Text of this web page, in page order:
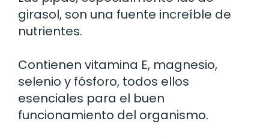
girasol, son una fuente increíble de
nutrientes.
Contienen vitamina E, magnesio,
selenio y fósforo, todos ellos
esenciales para el buen
funcionamiento del organismo.